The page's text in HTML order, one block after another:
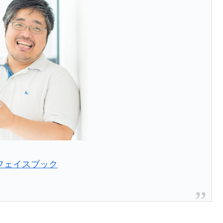
ェイスブック